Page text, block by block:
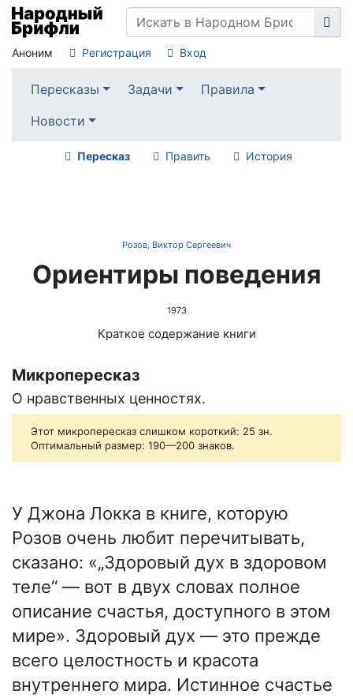
Аноним Регистрация Вход
Пересказы Задачи
Правила
Новости
Пересказ Править История
Розов, Виктор Сергеевич
Ориентиры поведения
1973
Краткое содержание книги
Микропересказ
О нравственных ценностях.
Этот микропересказ слишком короткий: 25 зн.
Оптимальный размер: 190—200 знаков.
У Джона Локка в книге, которую
Розов очень любит перечитывать,
сказано: «„Здоровый дух в здоровом
теле“ — вот в двух словах полное
описание счастья, доступного в этом
мире». Здоровый дух — это прежде
всего целостность и красота
внутреннего мира. Истинное счастье